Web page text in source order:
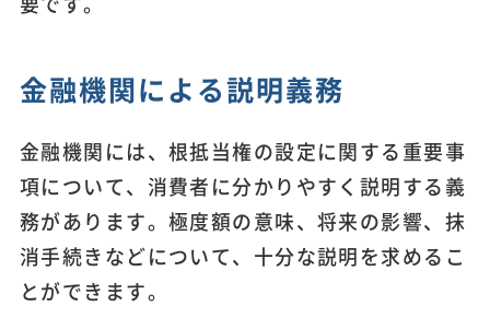
金融機関による説明義務
金融機関には、根抵当権の設定に関する重要事
項について、消費者に分かりやすく説明する義
務があります。極度額の意味、将来の影響、抹
消手続きなどについて、十分な説明を求めるこ
とができます。